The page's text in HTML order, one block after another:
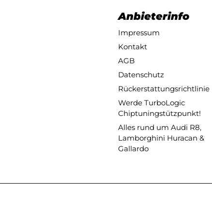
Anbieterinfo
Impressum
Kontakt
AGB
Datenschutz
Rückerstattungsrichtlinie
Werde TurboLogic
Chiptuningstützpunkt!
Alles rund um Audi R8,
Lamborghini Huracan &
Gallardo